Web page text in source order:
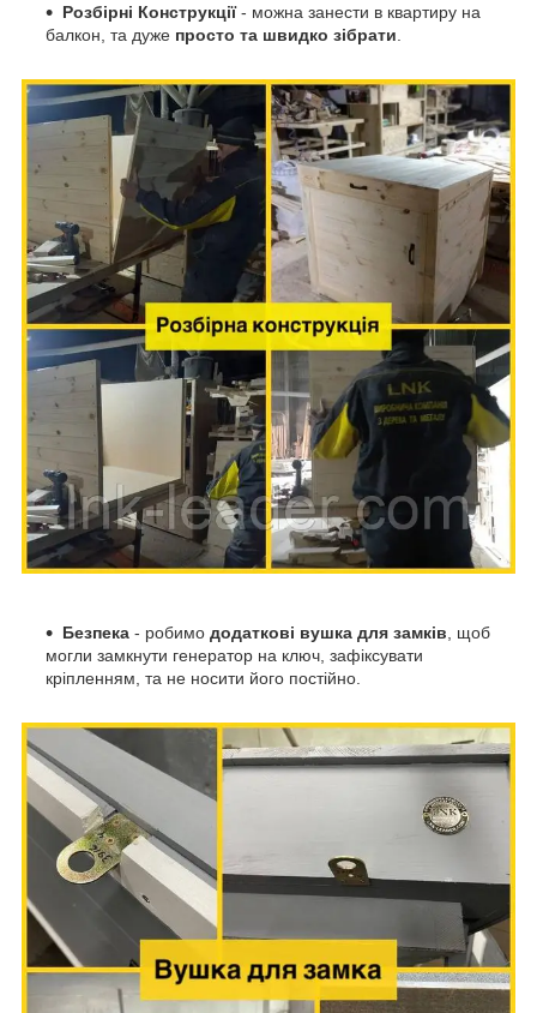
Розбірні Конструкції- можна занести в квартиру на
балкон, та дуже просто та швидко зібрати
Безпека - робимо додаткові вушка для замків , щоб
могли замкнути генератор на ключ, зафіксувати
кріпленням, та не носити його постійно.